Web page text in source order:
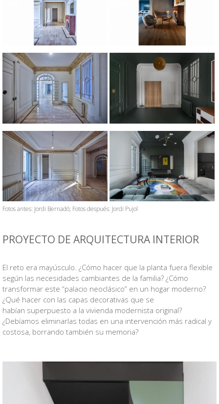
Fotos antes: Jordi Bernadó; Fotos después: Jordi Pujol
PROYECTO DE ARQUITECTURA INTERIOR
El reto era mayúsculo. ¿Cómo hacer que la planta fuera flexible
según las necesidades cambiantes de la familia? ¿Cómo
transformar este “palacio neoclásico” en un hogar moderno?
¿Qué hacer con las capas decorativas que se
habían superpuesto a la vivienda modernista original?
¿Debíamos eliminarlas todas en una intervención más radical y
costosa, borrando también su memoria?